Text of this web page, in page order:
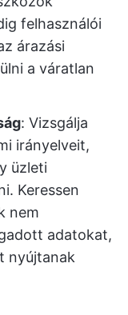
felhasználói
árazási
a váratlan
: Vizsgálja
irányelveit,
üzleti
Keressen
nem
adatokat,
nyújtanak